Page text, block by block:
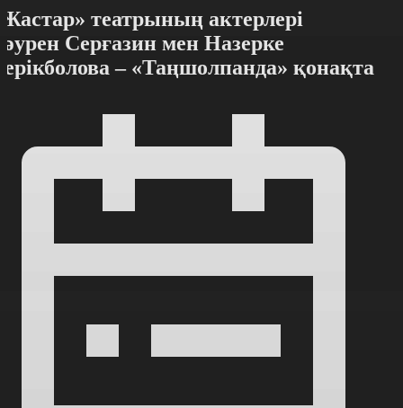
театрының актерлері
Серғазин мен Назерке
– «Таңшолпанда» қонақта